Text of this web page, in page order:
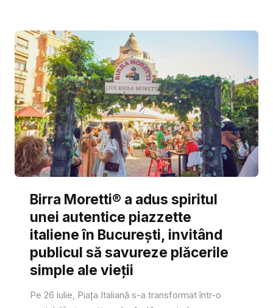
Birra Moretti® a adus spiritul
unei autentice piazzette
italiene în București, invitând
publicul să savureze plăcerile
simple ale vieții
Pe 26 iulie, Piața Italiană s-a transformat într-o